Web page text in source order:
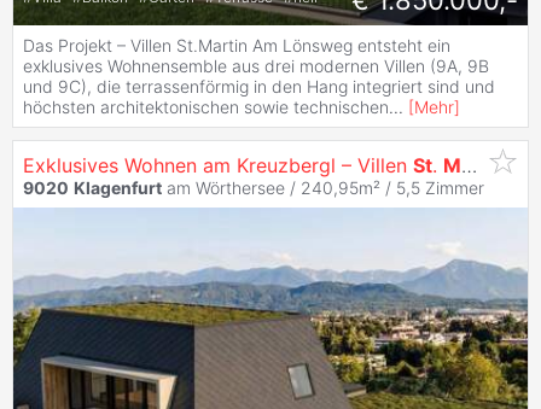
Das Projekt – Villen St.Martin Am Lönsweg entsteht ein
exklusives Wohnensemble aus drei modernen Villen (9A, 9B
und 9C), die terrassenförmig in den Hang integriert sind und
höchsten architektonischen sowie technischen... [Mehr]
Exklusives Wohnen am Kreuzbergl – Villen St. Martin mit
9020 Klagenfurt am Wörthersee / 240,95m² / 5,5 Zimmer